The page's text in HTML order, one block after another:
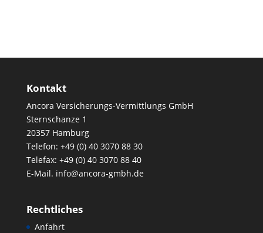
Kontakt
Ancora Versicherungs-Vermittlungs GmbH
Sternschanze 1
20357 Hamburg
Telefon: +49 (0) 40 3070 88 30
Telefax: +49 (0) 40 3070 88 40
E-Mail. info@ancora-gmbh.de
Rechtliches
Anfahrt